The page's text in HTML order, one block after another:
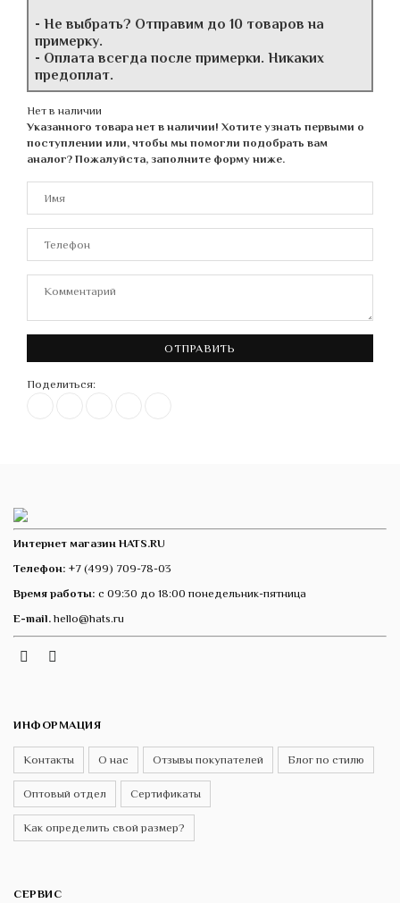
- Не выбрать? Отправим до 10 товаров на
примерку.
- Оплата всегда после примерки. Никаких
предоплат.
Нет в наличии
Указанного товара нет в наличии! Хотите узнать первыми о
поступлении или, чтобы мы помогли подобрать вам
аналог? Пожалуйста, заполните форму ниже.
ОТПРАВИТЬ
Поделиться:
Интернет магазин HATS.RU
Телефон: +7 (499) 709-78-03
Время работы: с 09:30 до 18:00 понедельник-пятница
E-mail. hello@hats.ru
Instagram
ИНФОРМАЦИЯ
Контакты О нас Отзывы покупателей Блог по стилю
Оптовый отдел Сертификаты
Как определить свой размер?
СЕРВИС